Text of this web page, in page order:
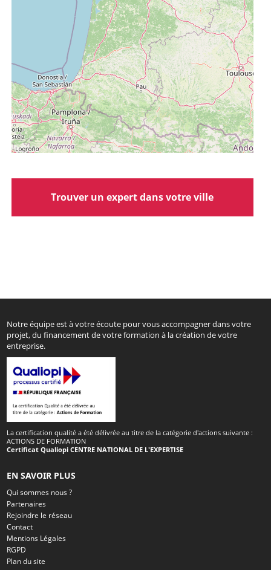
Trouver un expert dans votre ville
Notre équipe est à votre écoute pour vous accompagner dans votre
projet, du financement de votre formation à la création de votre
entreprise.
La certification qualité a été délivrée au titre de la catégorie d'actions suivante :
ACTIONS DE FORMATION
Certificat Qualiopi CENTRE NATIONAL DE L'EXPERTISE
EN SAVOIR PLUS
Qui sommes nous ?
Partenaires
Rejoindre le réseau
Contact
Mentions Légales
RGPD
Plan du site